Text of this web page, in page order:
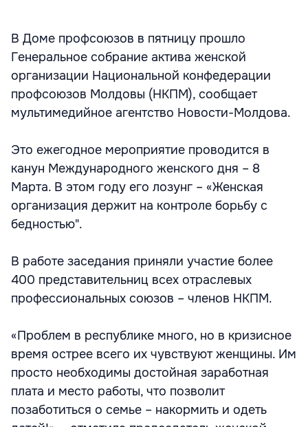
В Доме профсоюзов в пятницу прошло
Генеральное собрание актива женской
организации Национальной конфедерации
профсоюзов Молдовы (НКПМ), сообщает
мультимедийное агентство Новости-Молдова.
Это ежегодное мероприятие проводится в
канун Международного женского дня – 8
Марта. В этом году его лозунг – «Женская
организация держит на контроле борьбу с
бедностью".
В работе заседания приняли участие более
400 представительниц всех отраслевых
профессиональных союзов – членов НКПМ.
«Проблем в республике много, но в кризисное
время острее всего их чувствуют женщины. Им
просто необходимы достойная заработная
плата и место работы, что позволит
позаботиться о семье – накормить и одеть